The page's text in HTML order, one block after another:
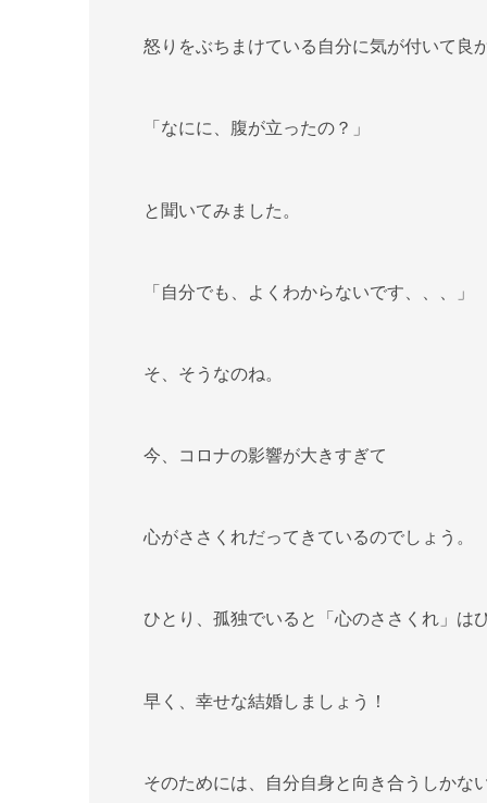
怒りをぶちまけている自分に気が付いて良
「なにに、腹が立ったの？」
と聞いてみました。
「自分でも、よくわからないです、、、」
そ、そうなのね。
今、コロナの影響が大きすぎて
心がささくれだってきているのでしょう。
ひとり、孤独でいると「心のささくれ」は
早く、幸せな結婚しましょう！
そのためには、自分自身と向き合うしかな